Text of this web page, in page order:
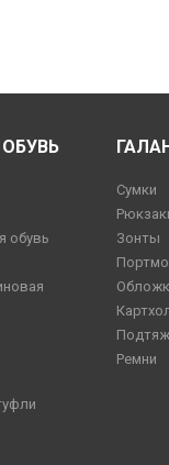
обувь
Сумки
Зонты
Ремни